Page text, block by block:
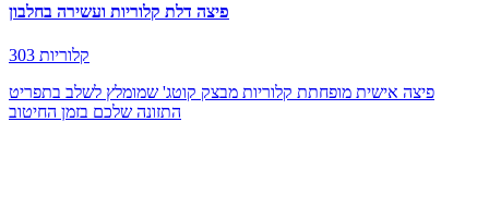
פיצה דלת קלוריות ועשירה בחלבון
303 קלוריות
פיצה אישית מופחתת קלוריות מבצק קוטג' שמומלץ לשלב בתפריט
התזונה שלכם בזמן החיטוב